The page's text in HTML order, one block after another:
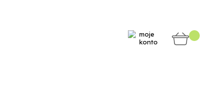
moje
konto